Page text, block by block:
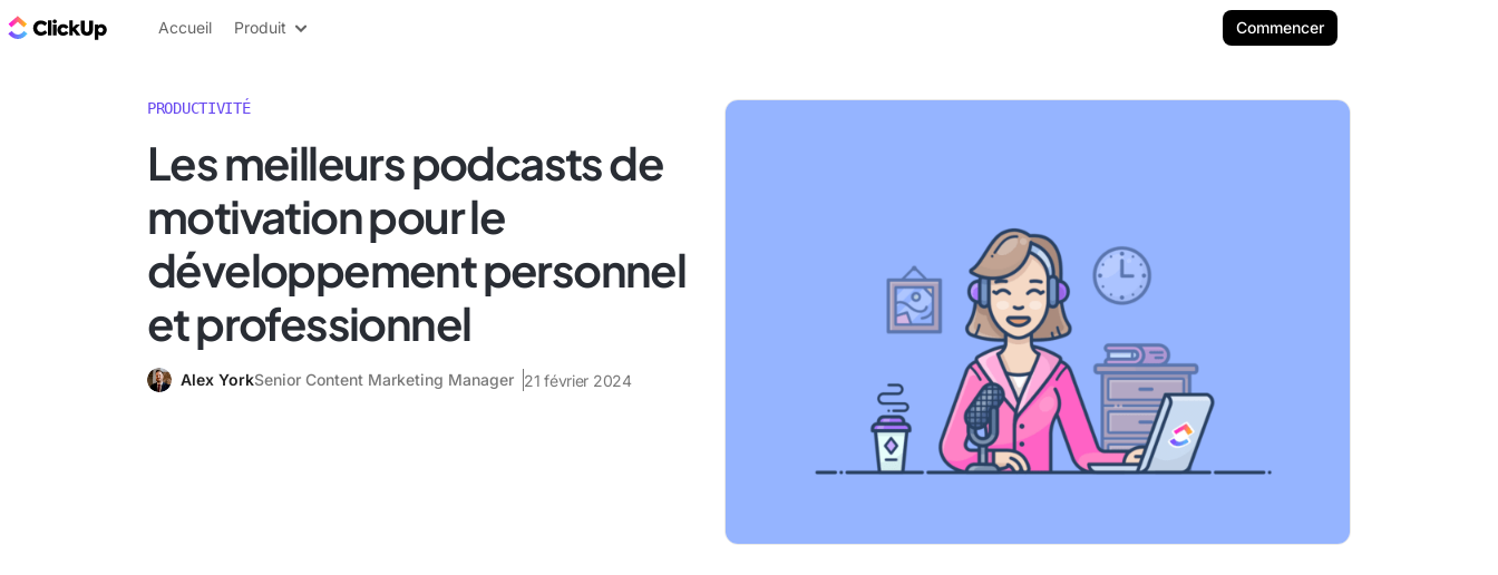
ClickUp Blog
Accueil Produit Commencer
PRODUCTIVITÉ
Les meilleurs podcasts de
motivation pour le
développement personnel
et professionnel
Alex YorkSenior Content Marketing Manager 21 février 2024